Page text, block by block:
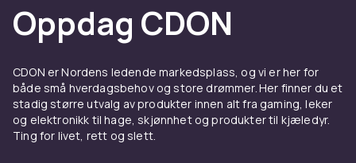
Hos CDON finner du støydempende
hodetelefoner fra ledende merker som Sony,
konkurransedyktige priser. Vi tilbyr rask
levering, enkel retur og trygg handel online.
Hos CDON finner du støydempende
hodetelefoner fra ledende merker som Sony,
Oppdag CDON
CDON er Nordens ledende markedsplass, og vi er her for
både små hverdagsbehov og store drømmer. Her finner du et
stadig større utvalg av produkter innen alt fra gaming, leker
og elektronikk til hage, skjønnhet og produkter til kjæledyr.
Ting for livet, rett og slett.